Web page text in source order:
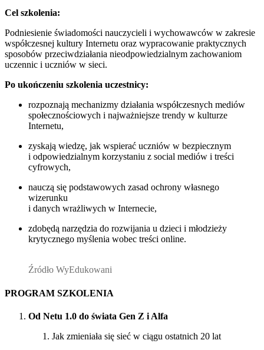
Cel szkolenia:
Podniesienie świadomości nauczycieli i wychowawców w zakresie
współczesnej kultury Internetu oraz wypracowanie praktycznych
sposobów przeciwdziałania nieodpowiedzialnym zachowaniom
uczennic i uczniów w sieci.
Po ukończeniu szkolenia uczestnicy:
rozpoznają mechanizmy działania współczesnych mediów
społecznościowych i najważniejsze trendy w kulturze
Internetu,
zyskają wiedzę, jak wspierać uczniów w bezpiecznym
i odpowiedzialnym korzystaniu z social mediów i treści
cyfrowych,
nauczą się podstawowych zasad ochrony własnego
wizerunku
i danych wrażliwych w Internecie,
zdobędą narzędzia do rozwijania u dzieci i młodzieży
krytycznego myślenia wobec treści online.
Źródło WyEdukowani
PROGRAM SZKOLENIA
Od Netu 1.0 do świata Gen Z i Alfa
Jak zmieniała się sieć w ciągu ostatnich 20 lat